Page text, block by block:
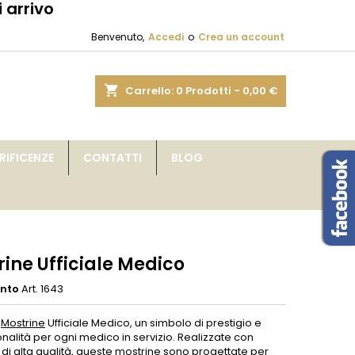
arrivo
Benvenuto, Accedi o Crea un account
shopping_cart Carrello: 0 Prodotti - 0,00 €
CONTATTI BLOG
Ufficiale Medico
Art. 1643
Mostrine Ufficiale Medico, un simbolo di prestigio e
per ogni medico in servizio. Realizzate con
alta qualità, queste mostrine sono progettate per